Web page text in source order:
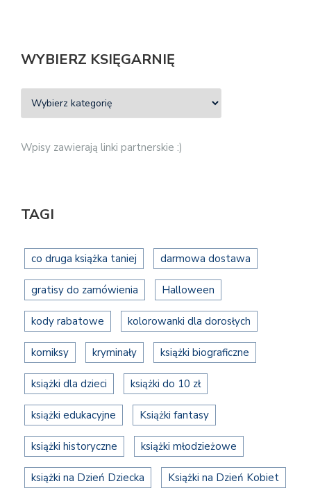
WYBIERZ KSIĘGARNIĘ
Wpisy zawierają linki partnerskie :)
TAGI
co druga książka taniej darmowa dostawa
gratisy do zamówienia Halloween
kody rabatowe kolorowanki dla dorosłych
komiksy kryminały książki biograficzne
książki dla dzieci książki do 10 zł
książki edukacyjne Książki fantasy
książki historyczne książki młodzieżowe
książki na Dzień Dziecka Książki na Dzień Kobiet